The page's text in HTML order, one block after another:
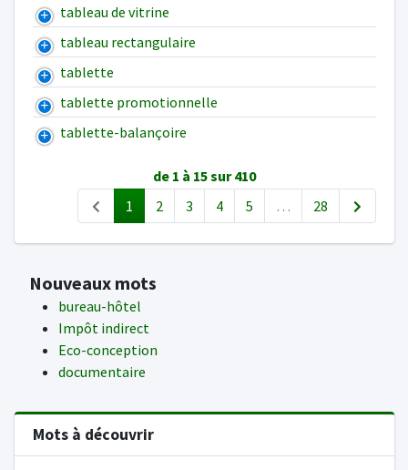
tableau de vitrine
tableau rectangulaire
tablette
tablette promotionnelle
tablette-balançoire
de 1 à 15 sur 410
1
2 3 4 5 … 28
Nouveaux mots
bureau-hôtel
Impôt indirect
Eco-conception
documentaire
Mots à découvrir